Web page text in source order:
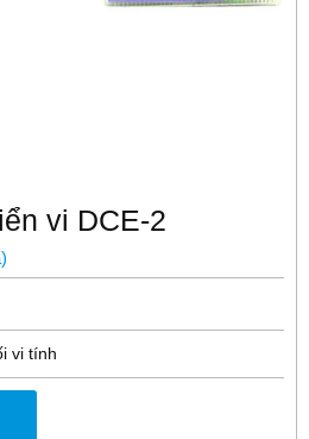
vi DCE-2
)
vi tính